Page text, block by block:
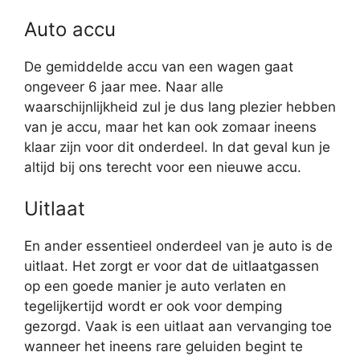
Auto accu
De gemiddelde accu van een wagen gaat
ongeveer 6 jaar mee. Naar alle
waarschijnlijkheid zul je dus lang plezier hebben
van je accu, maar het kan ook zomaar ineens
klaar zijn voor dit onderdeel. In dat geval kun je
altijd bij ons terecht voor een nieuwe accu.
Uitlaat
En ander essentieel onderdeel van je auto is de
uitlaat. Het zorgt er voor dat de uitlaatgassen
op een goede manier je auto verlaten en
tegelijkertijd wordt er ook voor demping
gezorgd. Vaak is een uitlaat aan vervanging toe
wanneer het ineens rare geluiden begint te